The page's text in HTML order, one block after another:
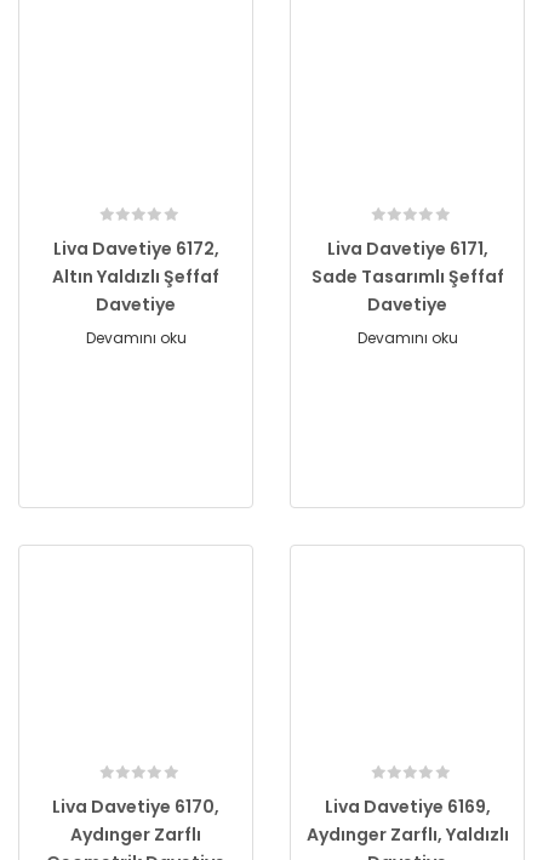
Liva Davetiye 6172,
Altın Yaldızlı Şeffaf
Davetiye
Devamını oku
Liva Davetiye 6171,
Sade Tasarımlı Şeffaf
Davetiye
Devamını oku
Liva Davetiye 6170,
Aydınger Zarflı
Liva Davetiye 6169,
Aydınger Zarflı, Yaldızlı